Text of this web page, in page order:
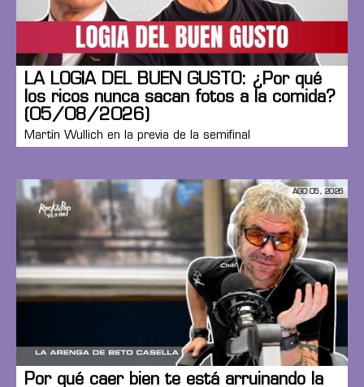
LA LOGIA DEL BUEN GUSTO: ¿Por qué
los ricos nunca sacan fotos a la comida?
(05/08/2026)
Martín Wullich en la previa de la semifinal
AGO 05, 2026
Por qué caer bien te está arruinando la